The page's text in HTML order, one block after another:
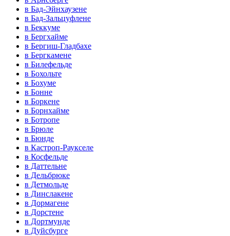
в Бад-Эйнхаузене
в Бад-Зальцуфлене
в Беккуме
в Бергхайме
в Бергиш-Гладбахе
в Бергкамене
в Билефельде
в Бохольте
в Бохуме
в Бонне
в Боркене
в Борнхайме
в Ботропе
в Брюле
в Бюнде
в Кастроп-Раукселе
в Косфельде
в Даттельне
в Дельбрюке
в Детмольде
в Динслакене
в Дормагене
в Дорстене
в Дортмунде
в Дуйсбурге